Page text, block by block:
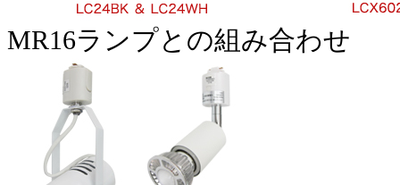
MR16ランプとの組み合わせ